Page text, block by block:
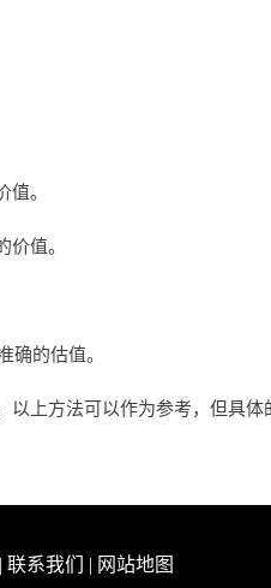
。
值。
确的估值。
以上方法可以作为参考，但具体
| 联系我们 | 网站地图